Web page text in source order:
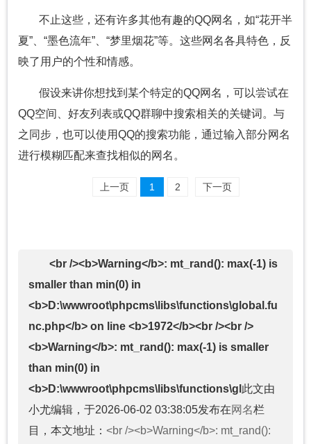
不止这些，还有许多其他有趣的QQ网名，如“花开半
夏”、“墨色流年”、“梦里烟花”等。这些网名各具特色，反
映了用户的个性和情感。
假设来讲你想找到某个特定的QQ网名，可以尝试在
QQ空间、好友列表或QQ群聊中搜索相关的关键词。与
之同步，也可以使用QQ的搜索功能，通过输入部分网名
进行模糊匹配来查找相似的网名。
上一页 1 2 下一页
<br /><b>Warning</b>: mt_rand(): max(-1) is
smaller than min(0) in
<b>D:\wwwroot\phpcms\libs\functions\global.fu
nc.php</b> on line <b>1972</b><br /><br />
<b>Warning</b>: mt_rand(): max(-1) is smaller
than min(0) in
<b>D:\wwwroot\phpcms\libs\functions\gl 此文由
小尤编辑，于2026-06-02 03:38:05发布在网名栏
目，本文地址： <br /><b>Warning</b>: mt_rand():